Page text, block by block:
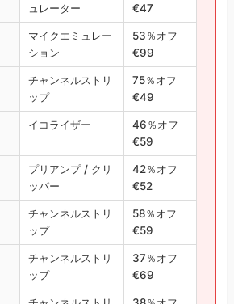
ュレーター
€47
マイクエミュレー
ション
53％オフ
€99
チャンネルストリ
ップ
75％オフ
€49
イコライザー
46％オフ
€59
プリアンプ / クリ
ッパー
42％オフ
€52
チャンネルストリ
ップ
58％オフ
€59
チャンネルストリ
ップ
37％オフ
€69